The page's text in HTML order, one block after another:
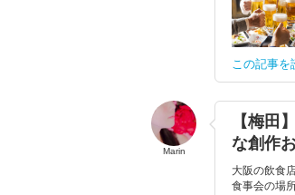
この記事を
Marin
【梅田
な創作
大阪の飲食
食事会の場